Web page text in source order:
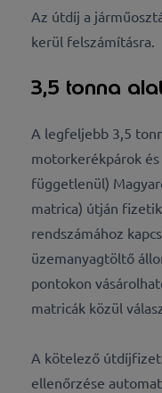
Az útdíj a
kerül felszámításra.
3,5 tonna
A legfeljebb 3,5
motorkerékpárok
függetlenül)
matrica) útján
rendszámához
üzemanyagtöltő
pontokon
matricák közül
A kötelező
ellenőrzése